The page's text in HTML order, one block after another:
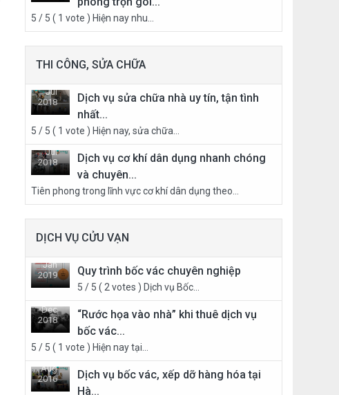
21
5 / 5 ( 1 vote ) Hiện nay nhu...
THI CÔNG, SỬA CHỮA
Jul
2018
21
Dịch vụ sửa chữa nhà uy tín, tận tình
nhất...
5 / 5 ( 1 vote ) Hiện nay, sửa chữa...
Jul
2018
21
Dịch vụ cơ khí dân dụng nhanh chóng
và chuyên...
Tiên phong trong lĩnh vực cơ khí dân dụng theo...
DỊCH VỤ CỬU VẠN
Jan
2019
05
Quy trình bốc vác chuyên nghiệp
5 / 5 ( 2 votes ) Dịch vụ Bốc...
Dec
2018
28
“Rước họa vào nhà” khi thuê dịch vụ
bốc vác...
5 / 5 ( 1 vote ) Hiện nay tại...
Aug
2016
Dịch vụ bốc vác, xếp dỡ hàng hóa tại
Hà...